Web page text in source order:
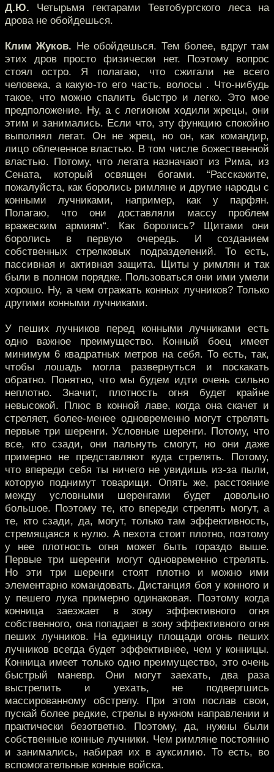
Д.Ю. Четырьмя гектарами Тевтобургского леса на
дрова не обойдешься.
Клим Жуков. Не обойдешься. Тем более, вдруг там
этих дров просто физически нет. Поэтому вопрос
стоял остро. Я полагаю, что сжигали не всего
человека, а какую-то его часть, волосы . Что-нибудь
такое, что можно спалить быстро и легко. Это мое
предположение. Ну, а с легионом ходили жрецы, они
этим и занимались. Если что, эту функцию спокойно
выполнял легат. Он не жрец, но он, как командир,
лицо облеченное властью. В том числе божественной
властью. Потому, что легата назначают из Рима, из
Сената, который освящен богами. “Расскажите,
пожалуйста, как боролись римляне и другие народы с
конными лучниками, например, как у парфян.
Полагаю, что они доставляли массу проблем
вражеским армиям“. Как боролись? Щитами они
боролись в первую очередь. И созданием
собственных стрелковых подразделений. То есть,
пассивная и активная защита. Щиты у римлян и так
были в полном порядке. Пользоваться они ими умели
хорошо. Ну, а чем отражать конных лучников? Только
другими конными лучниками.
У пеших лучников перед конными лучниками есть
одно важное преимущество. Конный боец имеет
минимум 6 квадратных метров на себя. То есть, так,
чтобы лошадь могла развернуться и поскакать
обратно. Понятно, что мы будем идти очень сильно
неплотно. Значит, плотность огня будет крайне
невысокой. Плюс в конной лаве, когда она скачет и
стреляет, более-менее одновременно могут стрелять
первые три шеренги. Условные шеренги. Потому, что
все, кто сзади, они пальнуть смогут, но они даже
примерно не представляют куда стрелять. Потому,
что впереди себя ты ничего не увидишь из-за пыли,
которую поднимут товарищи. Опять же, расстояние
между условными шеренгами будет довольно
большое. Поэтому те, кто впереди стрелять могут, а
те, кто сзади, да, могут, только там эффективность,
стремящаяся к нулю. А пехота стоит плотно, поэтому
у нее плотность огня может быть гораздо выше.
Первые три шеренги могут одновременно стрелять.
Но эти три шеренги стоят плотно и можно ими
элементарно командовать. Дистанция боя у конного и
у пешего лука примерно одинаковая. Поэтому когда
конница заезжает в зону эффективного огня
собственного, она попадает в зону эффективного огня
пеших лучников. На единицу площади огонь пеших
лучников всегда будет эффективнее, чем у конницы.
Конница имеет только одно преимущество, это очень
быстрый маневр. Они могут заехать, два раза
выстрелить и уехать, не подвергшись
массированному обстрелу. При этом послав свои,
пускай более редкие, стрелы в нужном направлении и
практически безответно. Поэтому, да, нужны были
собственные конные лучники. Чем римляне постоянно
и занимались, набирая их в ауксилию. То есть, во
вспомогательные конные войска.